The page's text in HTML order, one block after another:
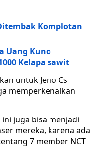
Komplotan
Uang Kuno
Kelapa sawit
untuk Jeno Cs
memperkenalkan
juga bisa menjadi
mereka, karena ada
7 member NCT